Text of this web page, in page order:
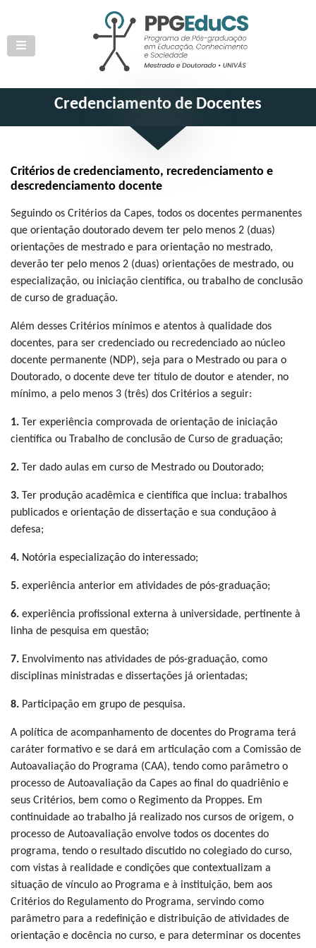
Credenciamento de Docentes
Critérios de credenciamento, recredenciamento e
descredenciamento docente
Seguindo os Critérios da Capes, todos os docentes permanentes
que orientação doutorado devem ter pelo menos 2 (duas)
orientações de mestrado e para orientação no mestrado,
deverão ter pelo menos 2 (duas) orientações de mestrado, ou
especialização, ou iniciação científica, ou trabalho de conclusão
de curso de graduação.
Além desses Critérios mínimos e atentos à qualidade dos
docentes, para ser credenciado ou recredenciado ao núcleo
docente permanente (NDP), seja para o Mestrado ou para o
Doutorado, o docente deve ter título de doutor e atender, no
mínimo, a pelo menos 3 (três) dos Critérios a seguir:
1. Ter experiência comprovada de orientação de iniciação
científica ou Trabalho de conclusão de Curso de graduação;
2. Ter dado aulas em curso de Mestrado ou Doutorado;
3. Ter produção acadêmica e científica que inclua: trabalhos
publicados e orientação de dissertação e sua conduçãoo à
defesa;
4. Notória especialização do interessado;
5. experiência anterior em atividades de pós-graduação;
6. experiência profissional externa à universidade, pertinente à
linha de pesquisa em questão;
7. Envolvimento nas atividades de pós-graduação, como
disciplinas ministradas e dissertações já orientadas;
8. Participação em grupo de pesquisa.
A política de acompanhamento de docentes do Programa terá
caráter formativo e se dará em articulação com a Comissão de
Autoavaliação do Programa (CAA), tendo como parâmetro o
processo de Autoavaliação da Capes ao final do quadriênio e
seus Critérios, bem como o Regimento da Proppes. Em
continuidade ao trabalho já realizado nos cursos de origem, o
processo de Autoavaliação envolve todos os docentes do
programa, tendo o resultado discutido no colegiado do curso,
com vistas à realidade e condições que contextualizam a
situação de vínculo ao Programa e à instituição, bem aos
Critérios do Regulamento do Programa, servindo como
parâmetro para a redefinição e distribuição de atividades de
orientação e docência no curso, e para determinar os docentes